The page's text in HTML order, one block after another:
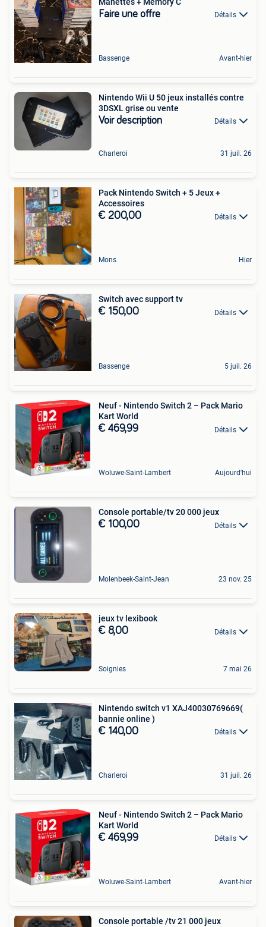
Faire une offre Détails
Bassenge Avant-hier
Nintendo Wii U 50 jeux installés contre
3DSXL grise ou vente
Voir description Détails
Charleroi 31 juil. 26
Pack Nintendo Switch + 5 Jeux +
Accessoires
€ 200,00 Détails
Mons Hier
Switch avec support tv
€ 150,00 Détails
Bassenge 5 juil. 26
Neuf - Nintendo Switch 2 – Pack Mario
Kart World
€ 469,99 Détails
Woluwe-Saint-Lambert Aujourd'hui
Console portable/tv 20 000 jeux
€ 100,00 Détails
Molenbeek-Saint-Jean 23 nov. 25
jeux tv lexibook
€ 8,00 Détails
Soignies 7 mai 26
Nintendo switch v1 XAJ40030769669(
bannie online )
€ 140,00 Détails
Charleroi 31 juil. 26
Neuf - Nintendo Switch 2 – Pack Mario
Kart World
€ 469,99 Détails
Woluwe-Saint-Lambert Avant-hier
Console portable /tv 21 000 jeux